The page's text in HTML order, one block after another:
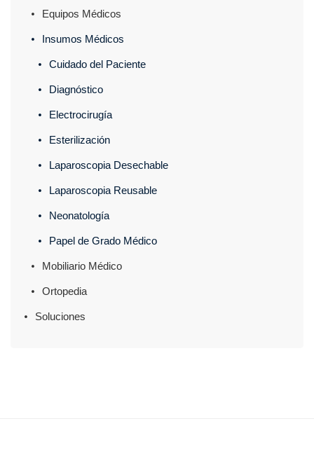
Equipos Médicos
Insumos Médicos
Cuidado del Paciente
Diagnóstico
Electrocirugía
Esterilización
Laparoscopia Desechable
Laparoscopia Reusable
Neonatología
Papel de Grado Médico
Mobiliario Médico
Ortopedia
Soluciones